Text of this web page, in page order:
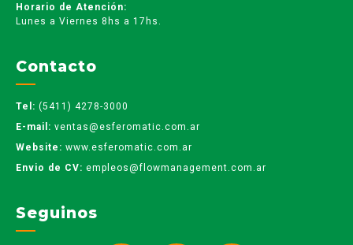
Horario de Atención:
Lunes a Viernes 8hs a 17hs.
Contacto
Tel: (5411) 4278-3000
E-mail: ventas@esferomatic.com.ar
Website: www.esferomatic.com.ar
Envio de CV: empleos@flowmanagement.com.ar
Seguinos